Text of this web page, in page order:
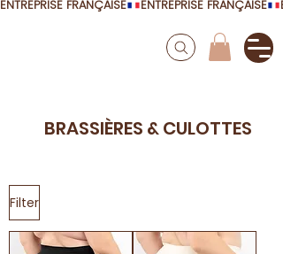
ENTREPRISE FRANÇAISE
BRASSIÈRES & CULOTTES
Filter